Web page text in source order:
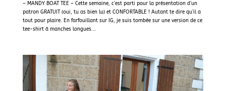
– MANDY BOAT TEE – Cette semaine, c’est parti pour la présentation d’un
patron GRATUIT (oui, tu as bien lu) et CONFORTABLE ! Autant te dire qu’il a
tout pour plaire. En farfouillant sur IG, je suis tombée sur une version de ce
tee-shirt à manches longues...